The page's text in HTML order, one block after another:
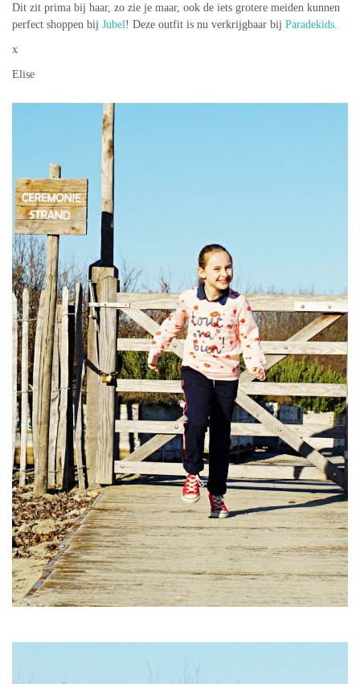
Dit zit prima bij haar, zo zie je maar, ook de iets grotere meiden kunnen
perfect shoppen bij Jubel ! Deze outfit is nu verkrijgbaar bij Paradekids.
x
Elise